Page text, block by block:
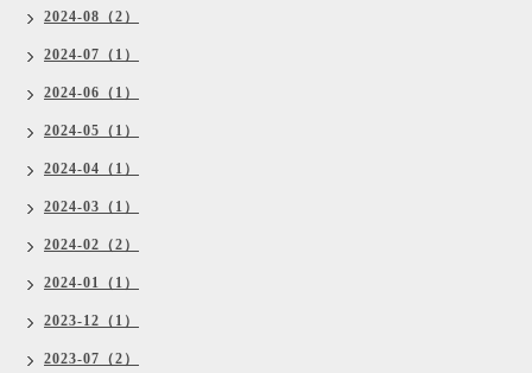
2024-08（2）
2024-07（1）
2024-06（1）
2024-05（1）
2024-04（1）
2024-03（1）
2024-02（2）
2024-01（1）
2023-12（1）
2023-07（2）